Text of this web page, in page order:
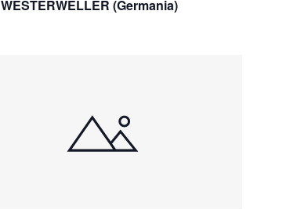
WESTERWELLER (Germania)